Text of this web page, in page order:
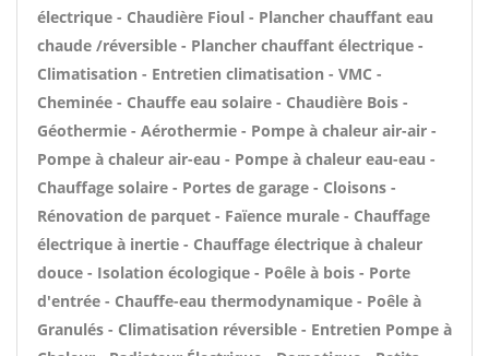
électrique - Chaudière Fioul - Plancher chauffant eau
chaude /réversible - Plancher chauffant électrique -
Climatisation - Entretien climatisation - VMC -
Cheminée - Chauffe eau solaire - Chaudière Bois -
Géothermie - Aérothermie - Pompe à chaleur air-air -
Pompe à chaleur air-eau - Pompe à chaleur eau-eau -
Chauffage solaire - Portes de garage - Cloisons -
Rénovation de parquet - Faïence murale - Chauffage
électrique à inertie - Chauffage électrique à chaleur
douce - Isolation écologique - Poêle à bois - Porte
d'entrée - Chauffe-eau thermodynamique - Poêle à
Granulés - Climatisation réversible - Entretien Pompe à